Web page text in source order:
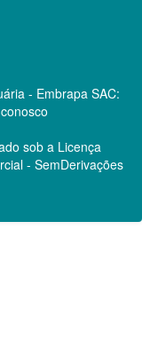
- Embrapa SAC:
sob a Licença
- SemDerivações